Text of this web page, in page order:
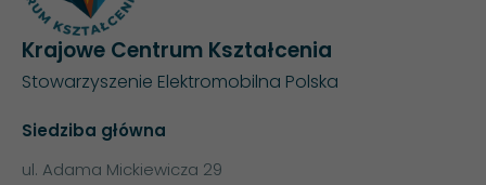
Krajowe Centrum Kształcenia
Stowarzyszenie Elektromobilna Polska
Siedziba główna
ul. Adama Mickiewicza 29